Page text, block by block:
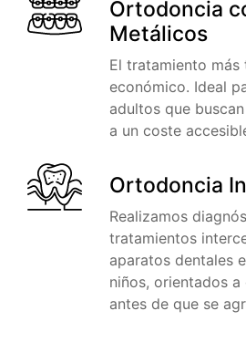
Ortodoncia
Metálicos
El tratamiento
económico. Ideal
adultos que
a un coste
Ortodoncia
Realizamos
tratamientos
aparatos dentales
niños, orientados
antes de que se